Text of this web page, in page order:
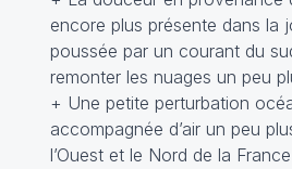
encore plus présente dans la
poussée par un courant du
remonter les nuages un peu
+ Une petite perturbation
accompagnée d’air un peu
l’Ouest et le Nord de la